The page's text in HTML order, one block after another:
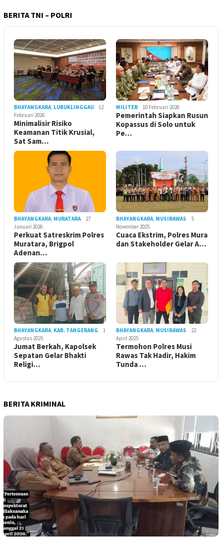
BERITA TNI – POLRI
BHAYANGKARA LUBUKLINGGAU
12
Februari 2026
Minimalisir Risiko
Keamanan Titik Krusial,
Sat Sam…
MILITER 10 Februari 2026
Pemerintah Siapkan Rusun
Kopassus di Solo untuk
Pe…
BHAYANGKARA MURATARA
27
Januari 2026
Perkuat Satreskrim Polres
Muratara, Brigpol
Adenan…
BHAYANGKARA MUSIRAWAS
5
November 2025
Cuaca Ekstrim, Polres Mura
dan Stakeholder Gelar A…
BHAYANGKARA KAB. TANGERANG
1
Agustus 2025
Jumat Berkah, Kapolsek
Sepatan Gelar Bhakti
Religi…
BHAYANGKARA MUSIRAWAS
22
April 2025
Termohon Polres Musi
Rawas Tak Hadir, Hakim
Tunda …
BERITA KRIMINAL